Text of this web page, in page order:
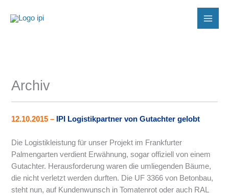
Inhalt
Archiv
12.10.2015– IPI Logistikpartner von Gutachter gelobt
Die Logistikleistung für unser Projekt im Frankfurter
Palmengarten verdient Erwähnung, sogar offiziell von einem
Gutachter. Herausforderung waren die umliegenden Bäume,
die nicht verletzt werden durften. Die UF 3366 von Betonbau,
steht nun, auf Kundenwunsch in Tomatenrot oder auch RAL